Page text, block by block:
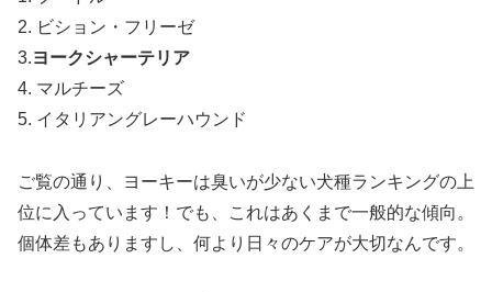
2. ビション・フリーゼ
3.ヨークシャーテリア
4. マルチーズ
5. イタリアングレーハウンド
ご覧の通り、ヨーキーは臭いが少ない犬種ランキングの上
位に入っています！でも、これはあくまで一般的な傾向。
個体差もありますし、何より日々のケアが大切なんです。